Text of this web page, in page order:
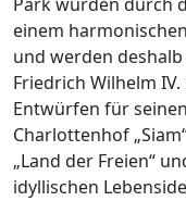
einem
und werden deshalb
Friedrich Wilhelm
Entwürfen für
Charlottenhof
„Land der Freien“
idyllischen